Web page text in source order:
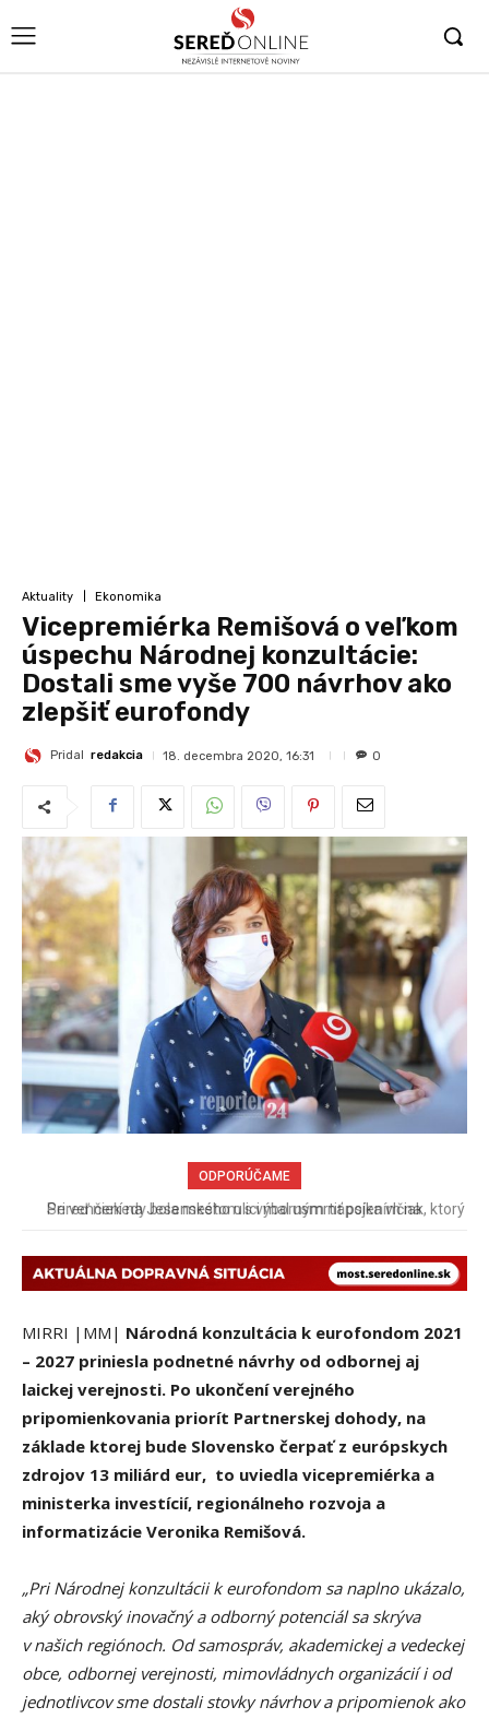
Aktuality Ekonomika
Vicepremiérka Remišová o veľkom
úspechu Národnej konzultácie:
Dostali sme vyše 700 návrhov ako
zlepšiť eurofondy
Pridal redakcia 18. decembra 2020, 16:31 0
ODPORÚČAME
Pri venčení na Jesenského ulici mal usmrtiť psíka vlčiak, ktorý
MIRRI |MM| Národná konzultácia k eurofondom 2021
– 2027 priniesla podnetné návrhy od odbornej aj
laickej verejnosti. Po ukončení verejného
pripomienkovania priorít Partnerskej dohody, na
základe ktorej bude Slovensko čerpať z európskych
zdrojov 13 miliárd eur, to uviedla vicepremiérka a
ministerka investícií, regionálneho rozvoja a
informatizácie Veronika Remišová.
„Pri Národnej konzultácii k eurofondom sa naplno ukázalo,
aký obrovský inovačný a odborný potenciál sa skrýva
v našich regiónoch. Od samospráv, akademickej a vedeckej
obce, odbornej verejnosti, mimovládnych organizácií i od
jednotlivcov sme dostali stovky návrhov a pripomienok ako